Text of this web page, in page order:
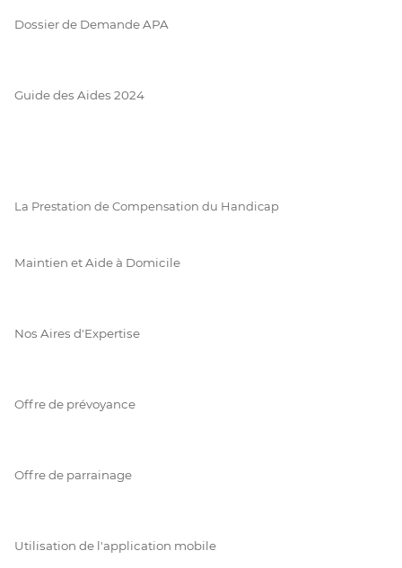
Dossier de Demande APA
Guide des Aides 2024
La Prestation de Compensation du Handicap
Maintien et Aide à Domicile
Nos Aires d'Expertise
Offre de prévoyance
Offre de parrainage
Utilisation de l'application mobile